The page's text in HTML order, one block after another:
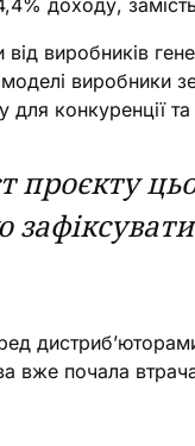
виробників
для конкуренції
проєкту
почала